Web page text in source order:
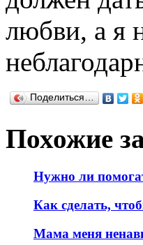
любви, а я
Поделиться…
Похожие
Нужно ли
Как сделать,
Мама меня